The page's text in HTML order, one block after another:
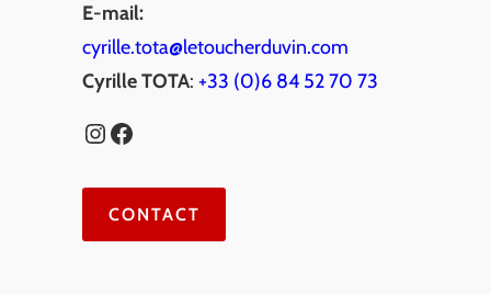
E-mail:
cyrille.tota@letoucherduvin.com
Cyrille TOTA:+33 (0)6 84 52 70 73
Instagram
Facebook
CONTACT